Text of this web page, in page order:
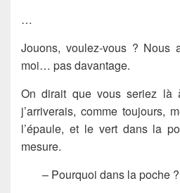
…
Jouons, voulez-vous ? Nous
moi… pas davantage.
On dirait que vous seriez là
j’arriverais, comme toujours,
l’épaule, et le vert dans la
mesure.
– Pourquoi dans la poche ?